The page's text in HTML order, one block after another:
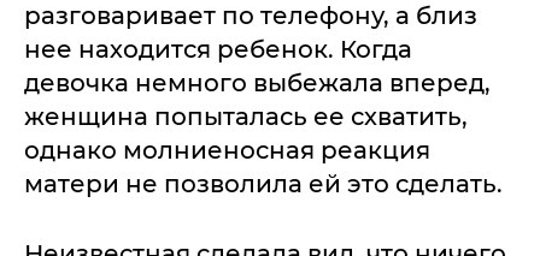
разговаривает по телефону, а близ
нее находится ребенок. Когда
девочка немного выбежала вперед,
женщина попыталась ее схватить,
однако молниеносная реакция
матери не позволила ей это сделать.